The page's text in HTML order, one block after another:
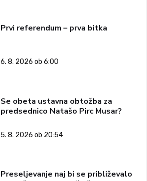
Prvi referendum – prva bitka
6. 8. 2026 ob 6:00
Se obeta ustavna obtožba za
predsednico Natašo Pirc Musar?
5. 8. 2026 ob 20:54
Preseljevanje naj bi se približevalo